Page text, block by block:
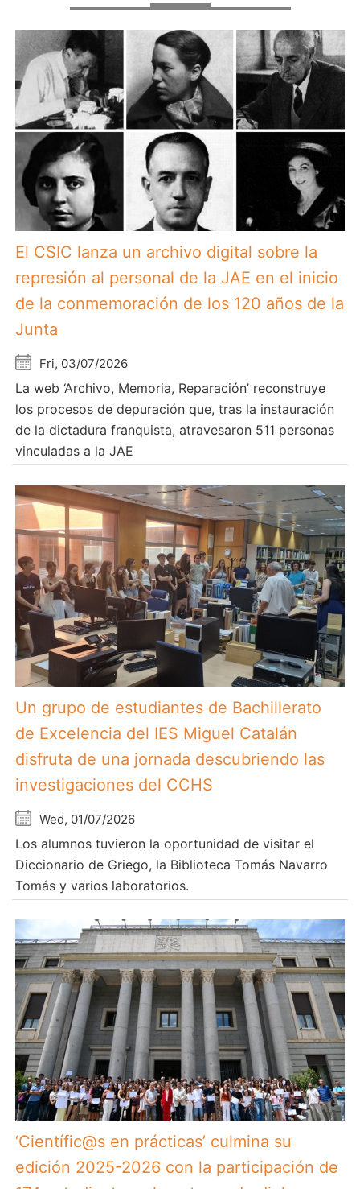
El CSIC lanza un archivo digital sobre la
represión al personal de la JAE en el inicio
de la conmemoración de los 120 años de la
Junta
Fri, 03/07/2026
La web ‘Archivo, Memoria, Reparación’ reconstruye
los procesos de depuración que, tras la instauración
de la dictadura franquista, atravesaron 511 personas
vinculadas a la JAE
Un grupo de estudiantes de Bachillerato
de Excelencia del IES Miguel Catalán
disfruta de una jornada descubriendo las
investigaciones del CCHS
Wed, 01/07/2026
Los alumnos tuvieron la oportunidad de visitar el
Diccionario de Griego, la Biblioteca Tomás Navarro
Tomás y varios laboratorios.
‘Científic@s en prácticas’ culmina su
edición 2025-2026 con la participación de